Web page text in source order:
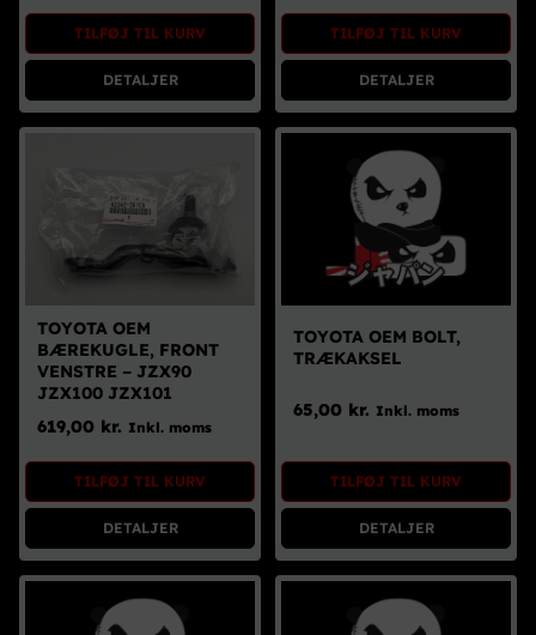
TILFØJ TIL KURV
DETALJER
TILFØJ TIL KURV
DETALJER
TOYOTA OEM
BÆREKUGLE, FRONT
VENSTRE – JZX90
JZX100 JZX101
619,00 kr. Inkl. moms
TILFØJ TIL KURV
DETALJER
TOYOTA OEM BOLT,
TRÆKAKSEL
65,00 kr. Inkl. moms
TILFØJ TIL KURV
DETALJER